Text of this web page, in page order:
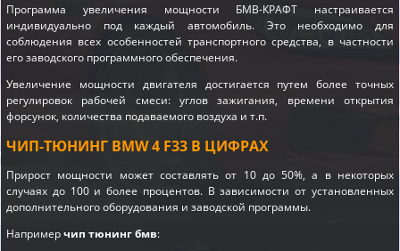
Программа увеличения мощности БМВ-КРАФТ настраивается
индивидуально под каждый автомобиль. Это необходимо для
соблюдения всех особенностей транспортного средства, в частности
его заводского программного обеспечения.
Увеличение мощности двигателя достигается путем более точных
регулировок рабочей смеси: углов зажигания, времени открытия
форсунок, количества подаваемого воздуха и т.п.
ЧИП-ТЮНИНГ BMW 4 F33 В ЦИФРАХ
Прирост мощности может составлять от 10 до 50%, а в некоторых
случаях до 100 и более процентов. В зависимости от установленных
дополнительного оборудования и заводской программы.
Напримерчип тюнинг бмв: